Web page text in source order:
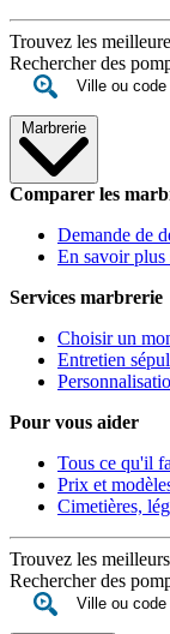
Trouvez les
Rechercher des
Marbrerie
Comparer les
Demande de
En savoir plus
Services marbrerie
Choisir un
Entretien
Pour vous aider
Tous ce qu'il
Prix et
Cimetières,
Trouvez les
Rechercher des